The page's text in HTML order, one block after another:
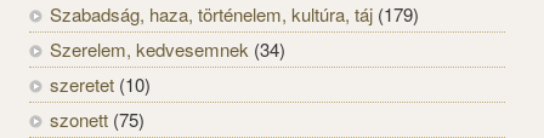
Szabadság, haza, történelem, kultúra, táj (179)
Szerelem, kedvesemnek (34)
szeretet (10)
szonett (75)